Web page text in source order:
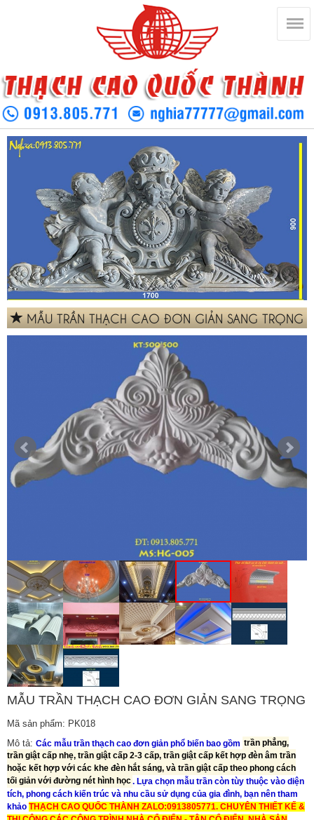
MẪU TRẦN THẠCH CAO ĐƠN GIẢN SANG TRỌNG
MẪU TRẦN THẠCH CAO ĐƠN GIẢN SANG TRỌNG
Mã sản phẩm: PK018
Mô tả: Các mẫu trần thạch cao đơn giản phổ biến bao gồm trần phẳng,
trần giật cấp nhẹ, trần giật cấp 2-3 cấp, trần giật cấp kết hợp đèn âm trần
hoặc kết hợp với các khe đèn hắt sáng, và trần giật cấp theo phong cách
tối giản với đường nét hình học. Lựa chọn mẫu trần còn tùy thuộc vào diện
tích, phong cách kiến trúc và nhu cầu sử dụng của gia đình, bạn nên tham
khảo THẠCH CAO QUỐC THÀNH ZALO:0913805771. CHUYÊN THIẾT KẾ &